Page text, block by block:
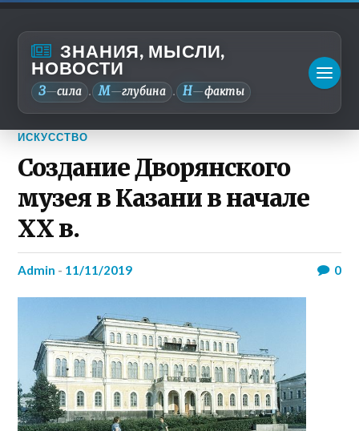
ЗНАНИЯ, МЫСЛИ,
НОВОСТИ
З—сила . М—глубина . Н—факты
ИСКУССТВО
Создание Дворянского
музея в Казани в начале
ХХ в.
admin - 11/11/2019 0